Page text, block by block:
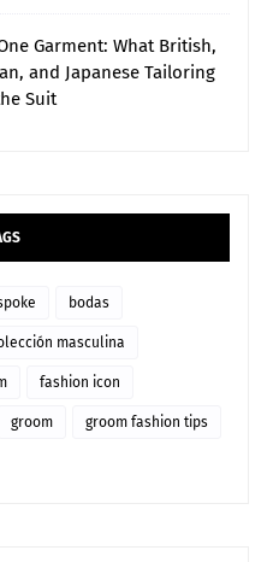
Garment: What British,
and Japanese Tailoring
Suit
bodas
masculina
fashion icon
groom groom fashion tips